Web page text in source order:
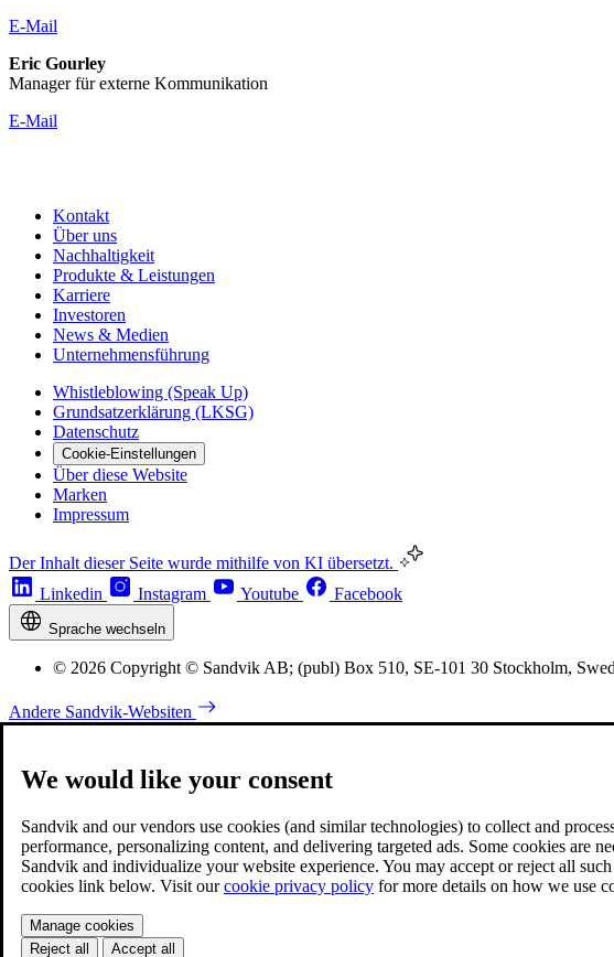
E-Mail
Eric Gourley
Manager für externe Kommunikation
E-Mail
Kontakt
Über uns
Nachhaltigkeit
Produkte & Leistungen
Karriere
Investoren
News & Medien
Unternehmensführung
Whistleblowing (Speak Up)
Grundsatzerklärung (LKSG)
Datenschutz
Cookie-Einstellungen
Über diese Website
Marken
Impressum
Der Inhalt dieser Seite wurde mithilfe von KI übersetzt.
Linkedin
Instagram Youtube Facebook
Sprache wechseln
© 2026 Copyright © Sandvik AB; (publ) Box 510, SE-101 30 Stockholm,
Andere Sandvik-Websiten
We would like your consent
Sandvik and our vendors use cookies (and similar technologies) to collect and
performance, personalizing content, and delivering targeted ads. Some cookies are
Sandvik and individualize your website experience. You may accept or reject all
cookies link below. Visit ourcookie privacy policy for more details on how we use
Manage cookies
Reject all
Accept all